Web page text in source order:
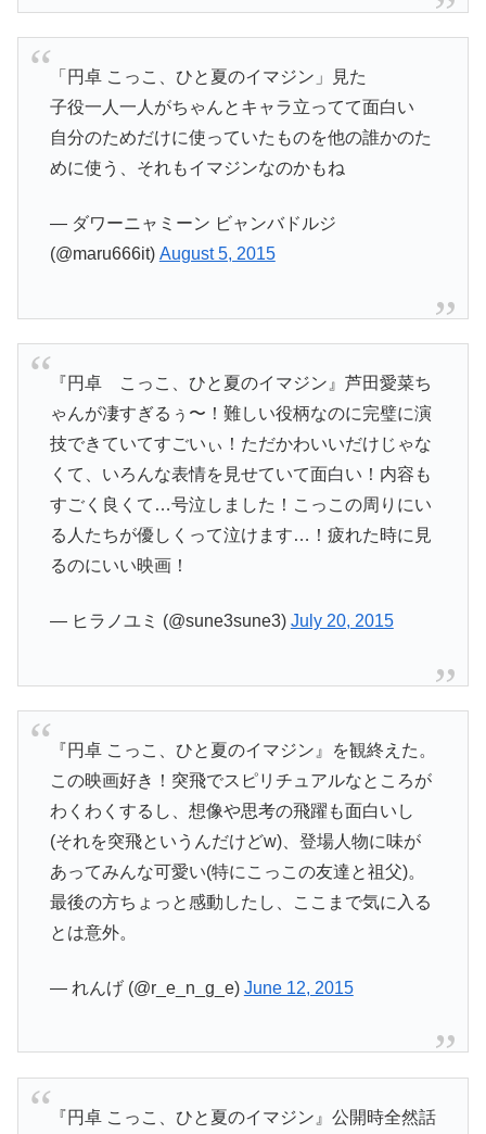
「円卓 こっこ、ひと夏のイマジン」見た
子役一人一人がちゃんとキャラ立ってて面白い
自分のためだけに使っていたものを他の誰かのた
めに使う、それもイマジンなのかもね
— ダワーニャミーン ビャンバドルジ
(@maru666it) August 5, 2015
『円卓 こっこ、ひと夏のイマジン』芦田愛菜ち
ゃんが凄すぎるぅ〜！難しい役柄なのに完璧に演
技できていてすごいぃ！ただかわいいだけじゃな
くて、いろんな表情を見せていて面白い！内容も
すごく良くて…号泣しました！こっこの周りにい
る人たちが優しくって泣けます…！疲れた時に見
るのにいい映画！
— ヒラノユミ (@sune3sune3) July 20, 2015
『円卓 こっこ、ひと夏のイマジン』を観終えた。
この映画好き！突飛でスピリチュアルなところが
わくわくするし、想像や思考の飛躍も面白いし
(それを突飛というんだけどw)、登場人物に味が
あってみんな可愛い(特にこっこの友達と祖父)。
最後の方ちょっと感動したし、ここまで気に入る
とは意外。
— れんげ (@r_e_n_g_e) June 12, 2015
『円卓 こっこ、ひと夏のイマジン』公開時全然話